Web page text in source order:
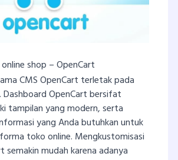
shop – OpenCart
CMS OpenCart terletak pada
Dashboard OpenCart bersifat
tampilan yang modern, serta
yang Anda butuhkan untuk
toko online. Mengkustomisasi
semakin mudah karena adanya